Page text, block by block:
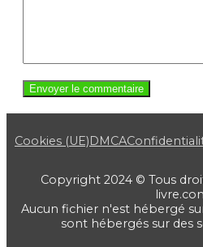
Cookies (UE)DMCA
Copyright 2024 © Tous
Aucun fichier n'est hébergé
sont hébergés sur des